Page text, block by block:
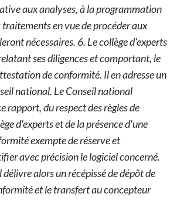
aux analyses, à la programmation
en vue de procéder aux
nécessaires. 6. Le collège d'experts
ses diligences et comportant, le
de conformité. Il en adresse un
national. Le Conseil national
rapport, du respect des règles de
d'experts et de la présence d'une
exempte de réserve et
avec précision le logiciel concerné.
alors un récépissé de dépôt de
et le transfert au concepteur